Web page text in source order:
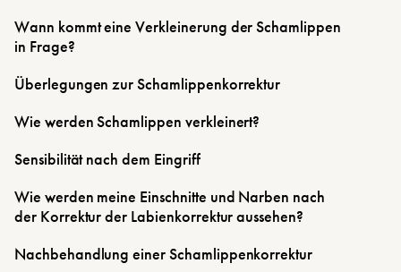
Wann kommt eine Verkleinerung der Schamlippen
in Frage?
Überlegungen zur Schamlippenkorrektur
Wie werden Schamlippen verkleinert?
Sensibilität nach dem Eingriff
Wie werden meine Einschnitte und Narben nach
der Korrektur der Labienkorrektur aussehen?
Nachbehandlung einer Schamlippenkorrektur